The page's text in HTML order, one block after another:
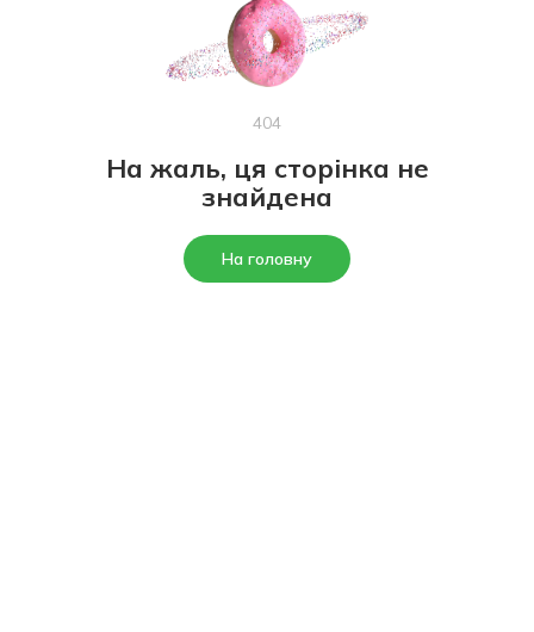
404
На жаль, ця сторінка не
знайдена
На головну